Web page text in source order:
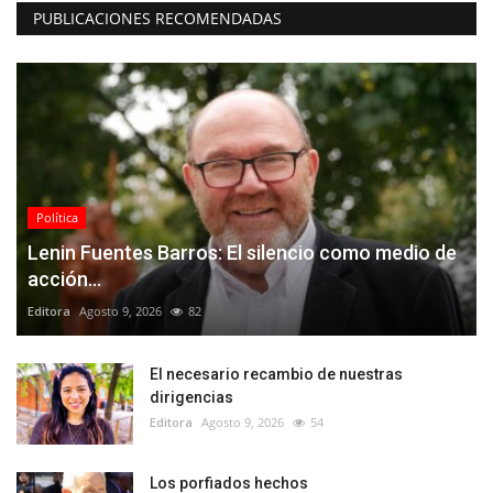
PUBLICACIONES RECOMENDADAS
Política
Lenin Fuentes Barros: El silencio como medio de
acción...
Editora Agosto 9, 2026 82
El necesario recambio de nuestras
dirigencias
Editora Agosto 9, 2026 54
Los porfiados hechos